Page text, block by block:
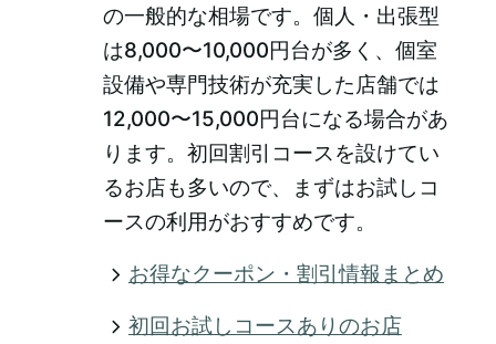
の一般的な相場です。個人・出張型
は8,000〜10,000円台が多く、個室
設備や専門技術が充実した店舗では
12,000〜15,000円台になる場合があ
ります。初回割引コースを設けてい
るお店も多いので、まずはお試しコ
ースの利用がおすすめです。
お得なクーポン・割引情報まとめ
初回お試しコースありのお店